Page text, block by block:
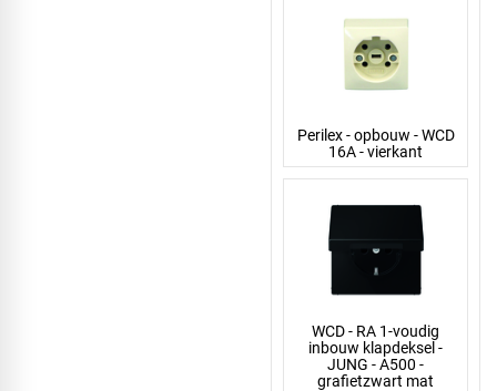
Perilex - opbouw - WCD
16A - vierkant
WCD - RA 1-voudig
inbouw klapdeksel -
JUNG - A500 -
grafietzwart mat